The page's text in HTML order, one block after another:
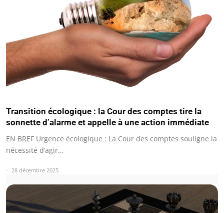
Transition écologique : la Cour des comptes tire la
sonnette d’alarme et appelle à une action immédiate
EN BREF Urgence écologique : La Cour des comptes souligne la
nécessité d’agir…
28 décembre 2025